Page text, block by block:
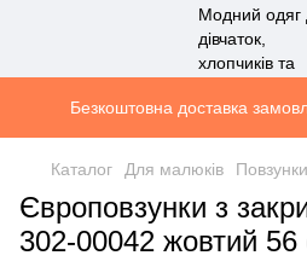
Безкоштовна доставка
Каталог Для малюків
Європовзунки з
302-00042 жовтий